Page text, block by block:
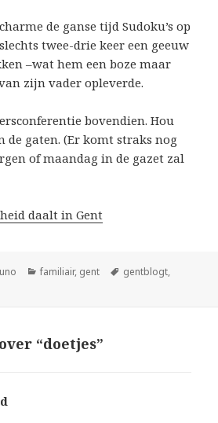
de ganse tijd Sudoku’s op
twee-drie keer een geeuw
–wat hem een boze maar
zijn vader opleverde.
bovendien. Hou
de gaten. (Er komt straks nog
of maandag in de gazet zal
daalt in Gent
Categorieën
familiair, gent Tags
gentblogt,
“doetjes”